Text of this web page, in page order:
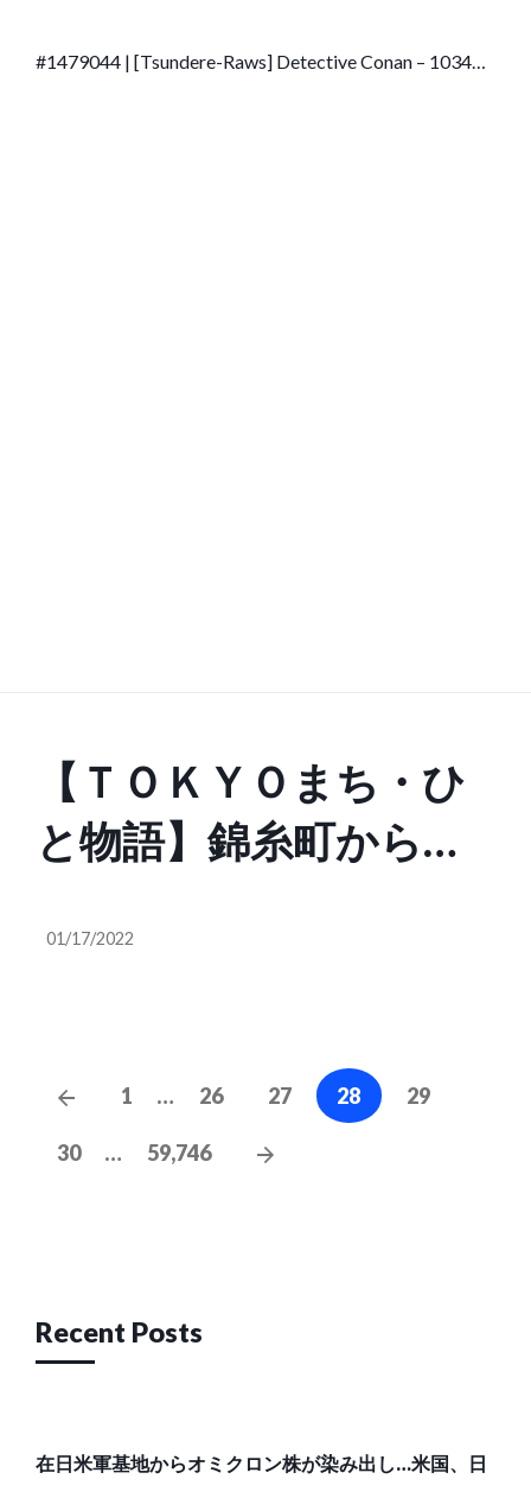
#1479044 | [Tsundere-Raws] Detective Conan – 1034
【ＴＯＫＹＯまち・ひ
と物語】錦糸町から消
当」 「劉の店」…
01/17/2022
Posts
navigation
Previous
1 … 26 27 28 29
30 … 59,746
Next
Recent Posts
在日米軍基地からオミクロン株が染み出し…米国、日